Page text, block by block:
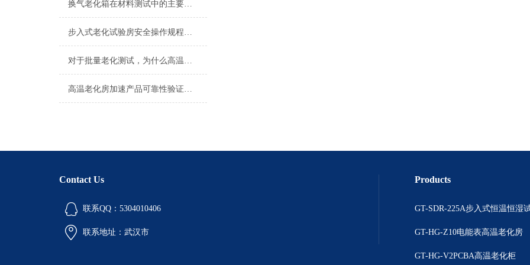
换气老化箱在材料测试中的主要应用有哪些？
步入式老化试验房安全操作规程讲解
对于批量老化测试，为什么高温老化房的“均匀度”如此关键？
高温老化房加速产品可靠性验证的利器
Contact Us
联系QQ：5304010406
联系地址：武汉市
Products
GT-SDR-225A步入式恒温恒湿
GT-HG-Z10电能表高温老化房
GT-HG-V2PCBA高温老化柜